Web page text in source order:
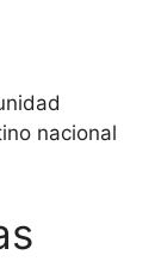
nacional